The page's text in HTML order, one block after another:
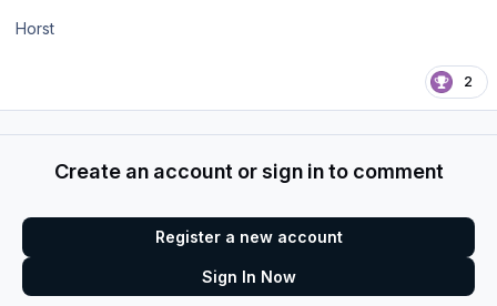
Horst
2
Create an account or sign in to comment
Register a new account
Sign In Now